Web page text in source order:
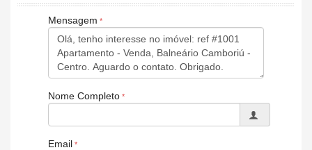
Salão de Festas
Cinema
Piscina
Espaço Gourmet
Playground
Piscina Infantil
Bicicletário
Elevador
Mensagem
Nome Completo
Email